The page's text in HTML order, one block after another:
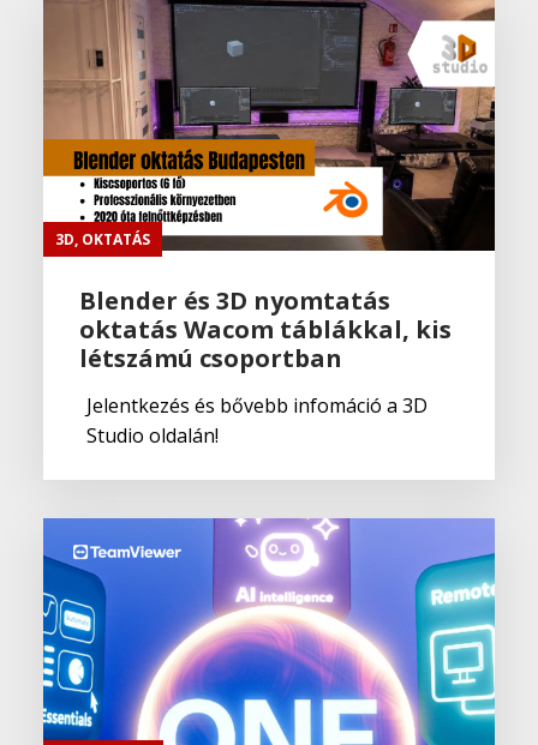
3D, OKTATÁS
Blender és 3D nyomtatás
oktatás Wacom táblákkal, kis
létszámú csoportban
Jelentkezés és bővebb infomáció a 3D
Studio oldalán!